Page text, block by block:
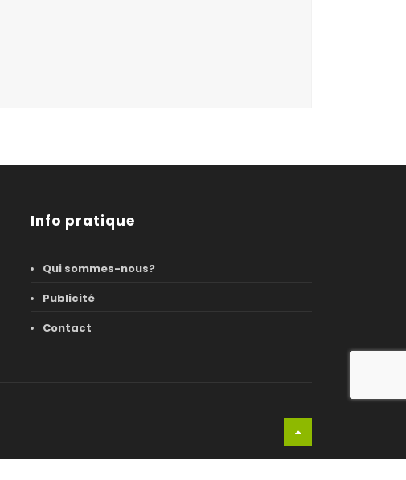
Info pratique
Qui sommes-nous?
Publicité
Contact